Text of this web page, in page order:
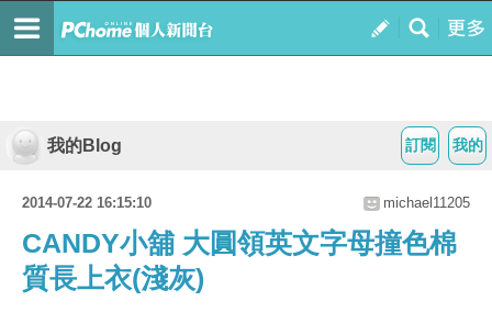
我的
訂閱
我的Blog
2014-07-22 16:15:10 michael11205
CANDY小舖 大圓領英文字母撞色棉
質長上衣(淺灰)